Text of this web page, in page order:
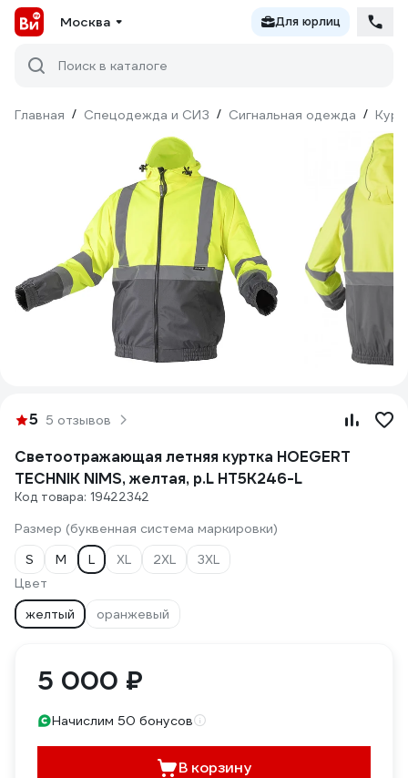
Москва Для юрлиц
Поиск в каталоге
Главная / Спецодежда и СИЗ / Сигнальная одежда /
5 5 отзывов
Светоотражающая летняя куртка HOEGERT
TECHNIK NIMS, желтая, р.L HT5K246-L
Код товара: 19422342
Размер (буквенная система маркировки)
S
M L XL 2XL
3XL
Цвет
желтый
оранжевый
5 000 ₽
Начислим 50 бонусов
В корзину